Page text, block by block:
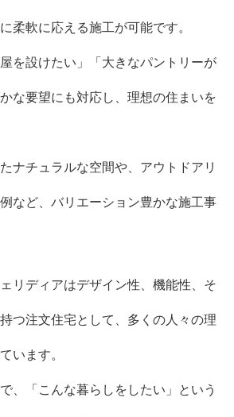
柔軟に応える施工が可能です。
を設けたい」「大きなパントリーが
な要望にも対応し、理想の住まいを
ナチュラルな空間や、アウトドアリ
など、バリエーション豊かな施工事
リディアはデザイン性、機能性、そ
つ注文住宅として、多くの人々の理
います。
、「こんな暮らしをしたい」という